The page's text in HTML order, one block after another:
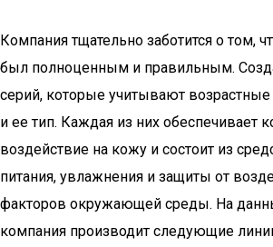
Компания тщательно заботится о том,
был полноценным и правильным.
серий, которые учитывают
и ее тип. Каждая из них обеспечивает
воздействие на кожу и состоит из
питания, увлажнения и защиты от
факторов окружающей среды. На
компания производит следующие